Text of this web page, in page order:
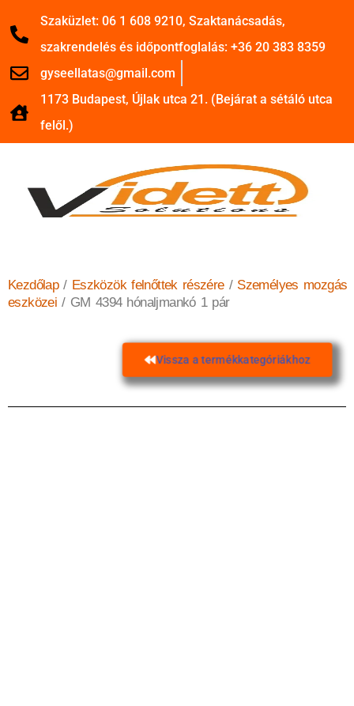
Szaküzlet: 06 1 608 9210, Szaktanácsadás,
szakrendelés és időpontfoglalás: +36 20 383 8359
gyseellatas@gmail.com
1173 Budapest, Újlak utca 21. (Bejárat a sétáló utca
felől.)
Kezdőlap/ Eszközök felnőttek részére/ Személyes mozgás
eszközei / GM 4394 hónaljmankó 1 pár
Vissza a termékkategóriákhoz